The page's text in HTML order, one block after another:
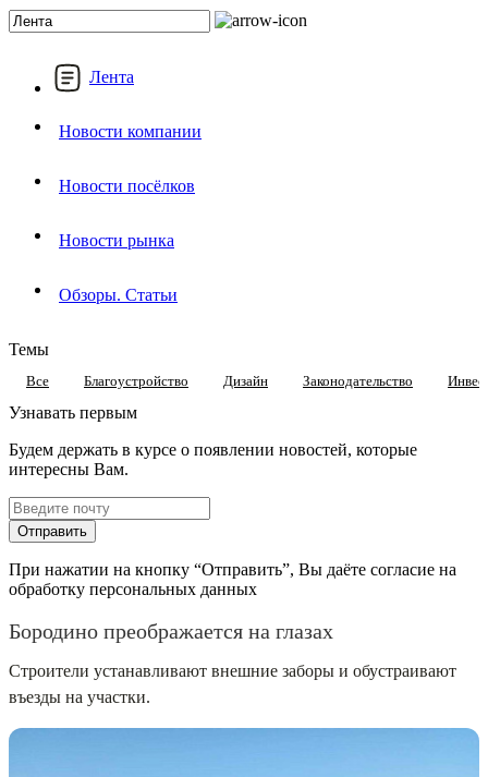
Лента
Новости компании
Новости посёлков
Новости рынка
Обзоры. Статьи
Темы
Все Благоустройство Дизайн Законодательство
Узнавать первым
Будем держать в курсе о появлении новостей, которые
интересны Вам.
Отправить
При нажатии на кнопку “Отправить”, Вы даёте согласие на
обработку персональных данных
Бородино преображается на глазах
Строители устанавливают внешние заборы и обустраивают
въезды на участки.